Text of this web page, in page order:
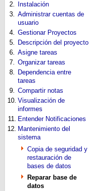
2.
Instalación
3. Administrar cuentas de
usuario
4. Gestionar Proyectos
5. Descripción del proyecto
6. Asigne tareas
7. Organizar tareas
8. Dependencia entre
tareas
9. Compartir notas
10. Visualización de
informes
11. Entender Notificaciones
12. Mantenimiento del
sistema
Copia de seguridad y
restauración de
bases de datos
Reparar base de
datos